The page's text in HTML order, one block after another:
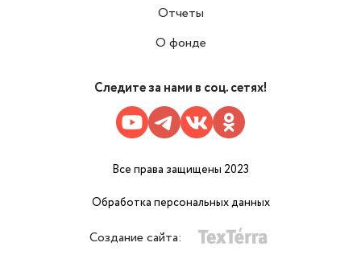
Отчеты
О фонде
Следите за нами в соц. сетях!
Все права защищены 2023
Обработка персональных данных
Создание сайта: